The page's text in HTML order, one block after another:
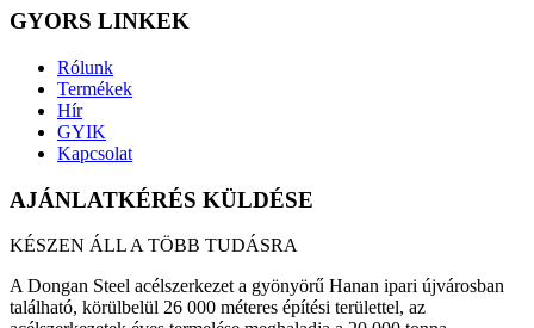
GYORS LINKEK
Rólunk
Termékek
Hír
GYIK
Kapcsolat
AJÁNLATKÉRÉS KÜLDÉSE
KÉSZEN ÁLL A TÖBB TUDÁSRA
A Dongan Steel acélszerkezet a gyönyörű Hanan ipari újvárosban
található, körülbelül 26 000 méteres építési területtel, az